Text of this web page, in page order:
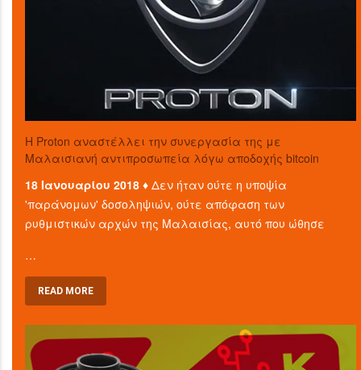
Η Proton αναστέλλει την συνεργασία της με
Μαλαισιανή αντιπροσωπεία λόγω αποδοχής bitcoin
18 Ιανουαρίου 2018 ♦Δεν ήταν ούτε η υποψία
'παράνομων' δοσοληψιών, ούτε απόφαση των
ρυθμιστικών αρχών της Μαλαισίας, αυτό που ώθησε
…
READ MORE